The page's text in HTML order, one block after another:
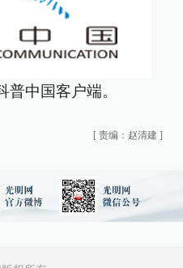
中国客户端。
[ 责编：赵清建 ]